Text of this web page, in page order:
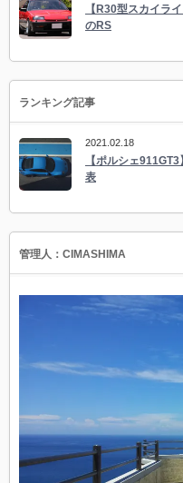
【R30型スカイラ
のRS
ランキング記事
2021.02.18
【ポルシェ
表
管理人：CIMASHIMA